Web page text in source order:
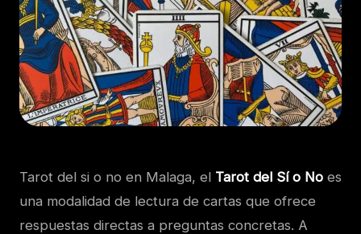
Tarot del si o no en Malaga, el Tarot del Sí o No es
una modalidad de lectura de cartas que ofrece
respuestas directas a preguntas concretas. A